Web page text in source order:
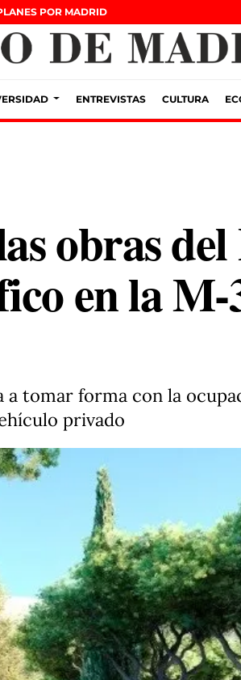
POR MADRID
ENTREVISTAS CULTURA
obras
en la M-
a tomar forma con la
privado